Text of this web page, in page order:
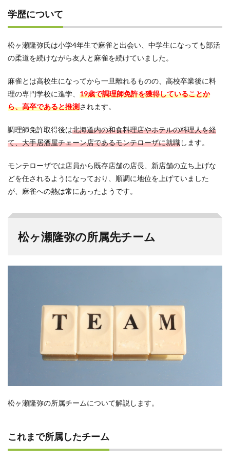
学歴について
松ヶ瀬隆弥氏は小学4年生で麻雀と出会い、中学生になっても部活
の柔道を続けながら友人と麻雀を続けていました。
麻雀とは高校生になってから一旦離れるものの、高校卒業後に料
理の専門学校に進学、 19歳で調理師免許を獲得していることか
ら、高卒であると推測されます。
調理師免許取得後は北海道内の和食料理店やホテルの料理人を経
て、大手居酒屋チェーン店であるモンテローザに就職します。
モンテローザでは店員から既存店舗の店長、新店舗の立ち上げな
どを任されるようになっており、順調に地位を上げていました
が、麻雀への熱は常にあったようです。
松ヶ瀬隆弥の所属先チーム
松ヶ瀬隆弥の所属チームについて解説します。
これまで所属したチーム